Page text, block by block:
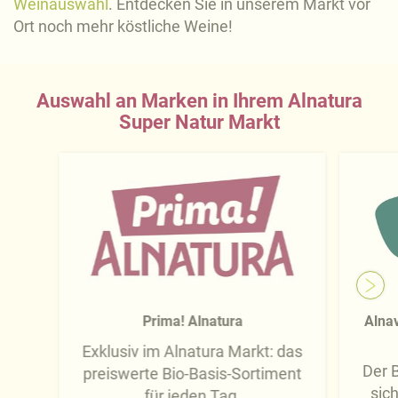
Weinauswahl . Entdecken Sie in unserem Markt vor
Ort noch mehr köstliche Weine!
Auswahl an Marken in Ihrem Alnatura
Super Natur Markt
Prima! Alnatura
Exklusiv im Alnatura Markt: das
preiswerte Bio-Basis-Sortiment
Der